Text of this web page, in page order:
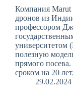
Компания Marut
дронов из
профессором
университетом
полезную
прямого
сроком на 20
29.02.2024